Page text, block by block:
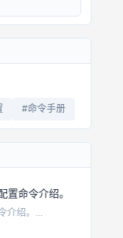
#命令手册
置命令介绍。
介绍。...